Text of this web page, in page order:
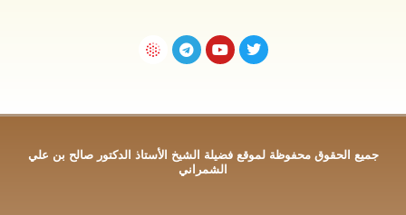
جميع الحقوق محفوظة لموقع فضيلة الشيخ الأستاذ الدكتور صالح بن علي
الشمراني